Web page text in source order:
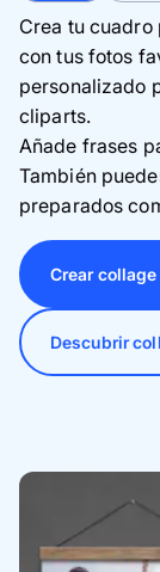
Crea tu
con tus fotos
personalizado
cliparts.
Añade frases
También
preparados
Crear
Descubrir